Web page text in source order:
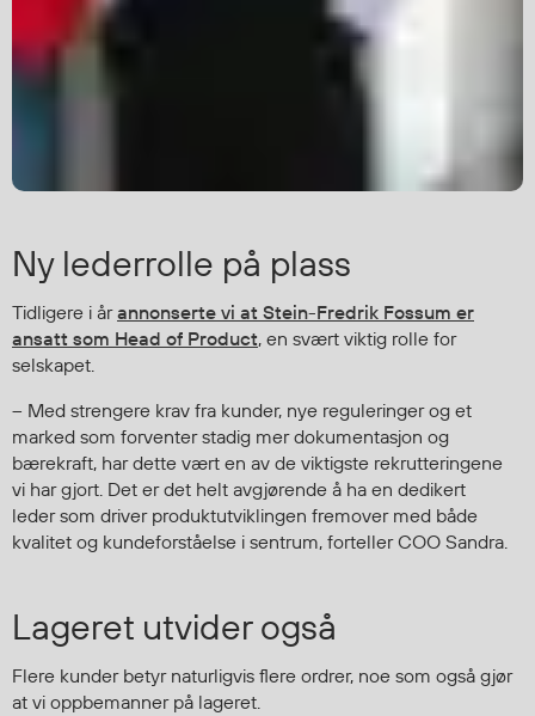
Ny lederrolle på plass
Tidligere i årannonserte vi at Stein-Fredrik Fossum er
ansatt som Head of Product, en svært viktig rolle for
selskapet.
– Med strengere krav fra kunder, nye reguleringer og et
marked som forventer stadig mer dokumentasjon og
bærekraft, har dette vært en av de viktigste rekrutteringene
vi har gjort. Det er det helt avgjørende å ha en dedikert
leder som driver produktutviklingen fremover med både
kvalitet og kundeforståelse i sentrum, forteller COO Sandra.
Lageret utvider også
Flere kunder betyr naturligvis flere ordrer, noe som også gjør
at vi oppbemanner på lageret.